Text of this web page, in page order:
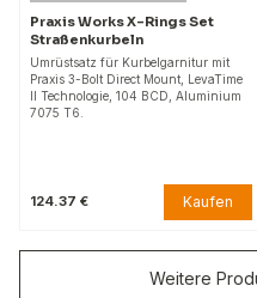
Praxis Works X-Rings Set
Straßenkurbeln
Umrüstsatz für Kurbelgarnitur mit
Praxis 3-Bolt Direct Mount, LevaTime
II Technologie, 104 BCD, Aluminium
7075 T6.
124.37 € Kaufen
Weitere